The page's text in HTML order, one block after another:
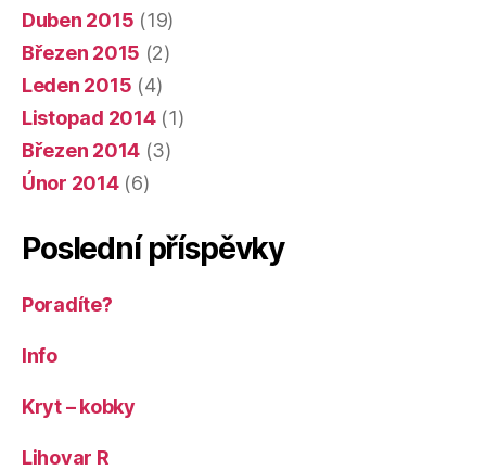
Duben 2015 (19)
Březen 2015 (2)
Leden 2015 (4)
Listopad 2014(1)
Březen 2014 (3)
Únor 2014(6)
Poslední příspěvky
Poradíte?
Info
Kryt – kobky
Lihovar R